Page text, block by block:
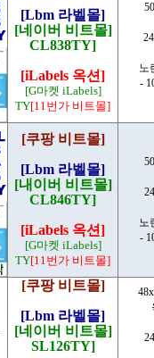
[Lbm 라벨몰]
[네이버 비트몰]
CL838TY]
[iLabels 옥션]
[G마켓 iLabels]
TY[11번가 비트몰]
노
-
[쿠팡 비트몰]
[Lbm 라벨몰]
[내이버 비트몰]
CL846TY]
[iLabels 옥션]
[G마켓 iLabels]
TY[11번가 비트몰]
노
-
[쿠팡 비트몰]
[Lbm 라벨몰]
[네이버 비트몰]
SL126TY]